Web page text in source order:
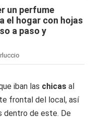
un perfume
el hogar con hojas
a paso y
iban las chicas al
frontal del local, así
dentro de este. De